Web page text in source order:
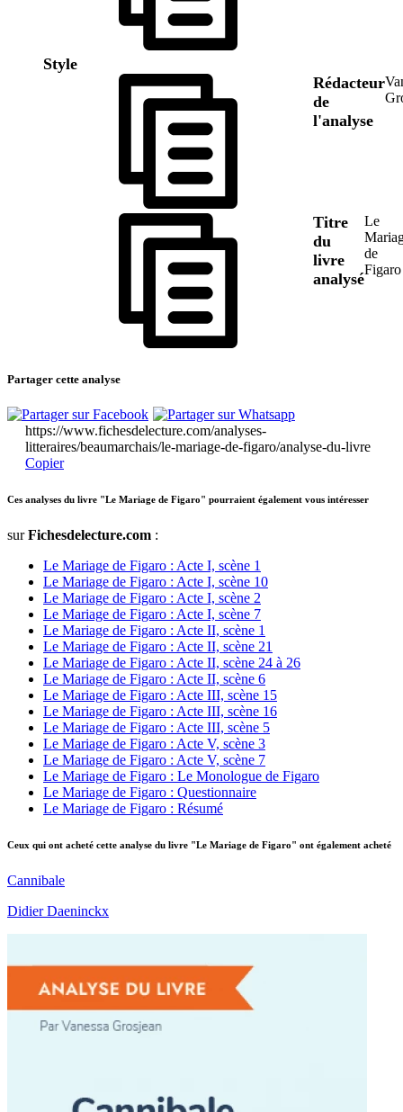
Style
Rédacteur
de
l'analyse
Titre
du
livre
analysé
Le
de
Figaro
Partager cette analyse
https://www.fichesdelecture.com/analyses-
litteraires/beaumarchais/le-mariage-de-figaro/analyse-du-livre
Copier
Ces analyses du livre "Le Mariage de Figaro" pourraient également vous intéresser
surFichesdelecture.com :
Le Mariage de Figaro : Acte I, scène 1
Le Mariage de Figaro : Acte I, scène 10
Le Mariage de Figaro : Acte I, scène 2
Le Mariage de Figaro : Acte I, scène 7
Le Mariage de Figaro : Acte II, scène 1
Le Mariage de Figaro : Acte II, scène 21
Le Mariage de Figaro : Acte II, scène 24 à 26
Le Mariage de Figaro : Acte II, scène 6
Le Mariage de Figaro : Acte III, scène 15
Le Mariage de Figaro : Acte III, scène 16
Le Mariage de Figaro : Acte III, scène 5
Le Mariage de Figaro : Acte V, scène 3
Le Mariage de Figaro : Acte V, scène 7
Le Mariage de Figaro : Le Monologue de Figaro
Le Mariage de Figaro : Questionnaire
Le Mariage de Figaro : Résumé
Ceux qui ont acheté cette analyse du livre "Le Mariage de Figaro" ont également acheté
Cannibale
Didier Daeninckx